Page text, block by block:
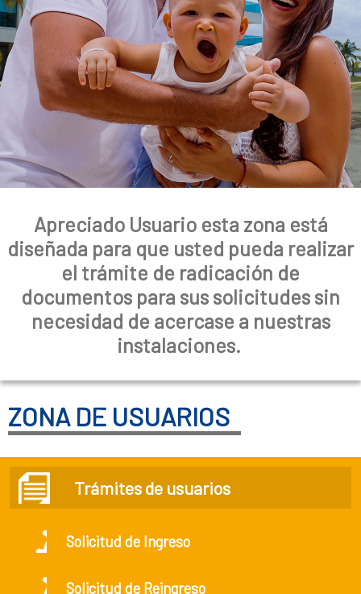
a
Apreciado Usuario esta zona está
diseñada para que usted pueda realizar
el trámite de radicación de
documentos para sus solicitudes sin
necesidad de acercase a nuestras
instalaciones.
ZONA DE USUARIOS
Trámites de usuarios
Solicitud de Ingreso
Solicitud de Reingreso